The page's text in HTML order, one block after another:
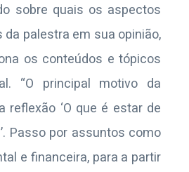
sobre quais os aspectos
palestra em sua opinião,
os conteúdos e tópicos
“O principal motivo da
reflexão ‘O que é estar de
Passo por assuntos como
e financeira, para a partir